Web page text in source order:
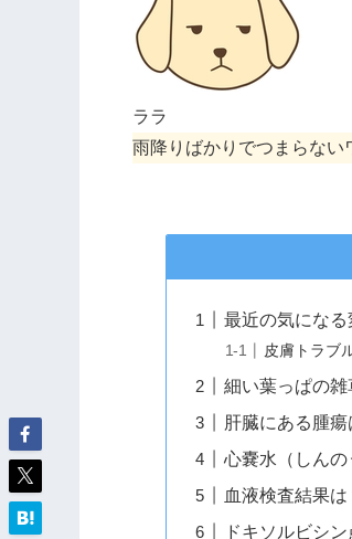
ララ
雨降りばかりでつまらない
最近の気になる
皮膚トラブ
細い葉っぱの雑
肝臓にある腫瘍
心嚢水（しん
血液検査結果は
ドキソルビシ